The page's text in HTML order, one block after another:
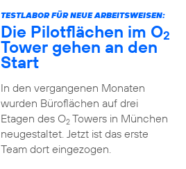
TESTLABOR FÜR NEUE ARBEITSWEISEN:
Die Pilotflächen im O2
Tower gehen an den
Start
In den vergangenen Monaten
wurden Büroflächen auf drei
Etagen des O2Towers in München
neugestaltet. Jetzt ist das erste
Team dort eingezogen.